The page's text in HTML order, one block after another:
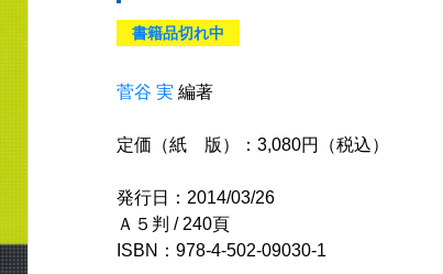
書籍品切れ中
菅谷 実 編著
定価（紙 版）：3,080円（税込）
発行日：2014/03/26
Ａ５判 / 240頁
ISBN：978-4-502-09030-1